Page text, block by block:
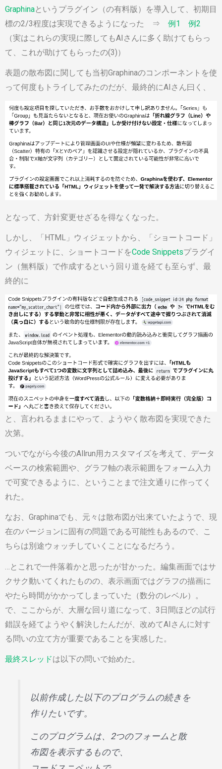
Graphinaというプラグイン（の有料版）を導入して、初期目
標の2/3程度は実現できるようになった ⇒ 例1
例2
（実はこれらの実現に際してもAIさんに多く助けてもらっ
て、これが助けてもらったの(3)）
表題の散布図に関しても当初Graphinaのコンポーネントを使
って何度もトライしてみたのだが、最終的にAIさん曰く、
となって、方針変更せざるを得なくなった。
しかし、「HTML」ウィジェットから、「ショートコード」
ウィジェットに、ショートコードをCode Snippetsプラグイ
ン（無料版）で作成するという回り道を経ても至らず、最
終的に
と、言われるままにやって、ようやく散布図を実現できた
次第。
ついでながら今後のAllrun用カスタマイズを考えて、データ
ベースの検索範囲や、グラフ軸の表示範囲をフォーム入力
で可変できるように、ということまで注文通りに作ってく
れた。
なお、Graphinaでも、元々は散布図が出来ていたようで、現
在のバージョンに固有の問題である可能性もあるので、こ
ちらは別途ウォッチしていくことになるだろう。
…とこれで一件落着かと思ったが甘かった。編集画面ではサ
クサク動いてくれたものの、表示画面ではグラフの描画に
やたら時間がかかってしまっていた（数分のレベル）。
で、ここからが、大層な回り道になって、3日間ほどの試行
錯誤を経てようやく解決したんだが、改めてAIさんに対す
る問いの立て方が重要であることを実感した。
最終スレッドは以下の問いで始めた。
以前作成した以下のプログラムの続きを
作りたいです。
このプログラムは、2つのフォームと散
布図を表示するもので、